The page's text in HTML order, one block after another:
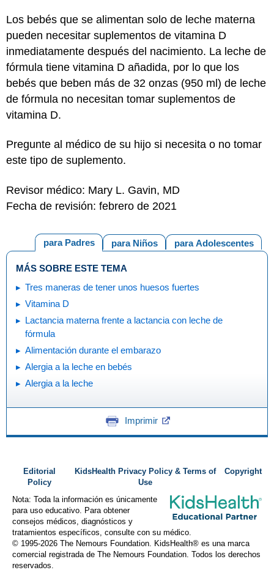
Los bebés que se alimentan solo de leche materna
pueden necesitar suplementos de vitamina D
inmediatamente después del nacimiento. La leche de
fórmula tiene vitamina D añadida, por lo que los
bebés que beben más de 32 onzas (950 ml) de leche
de fórmula no necesitan tomar suplementos de
vitamina D.
Pregunte al médico de su hijo si necesita o no tomar
este tipo de suplemento.
Revisor médico: Mary L. Gavin, MD
Fecha de revisión: febrero de 2021
para Adolescentes
para Niños
para Padres
MÁS SOBRE ESTE TEMA
Tres maneras de tener unos huesos fuertes
Vitamina D
Lactancia materna frente a lactancia con leche de
fórmula
Alimentación durante el embarazo
Alergia a la leche en bebés
Alergia a la leche
Imprimir
Editorial
Policy
KidsHealth Privacy Policy & Terms of
Use
Copyright
Nota: Toda la información es únicamente
para uso educativo. Para obtener
consejos médicos, diagnósticos y
tratamientos específicos, consulte con su médico.
© 1995-2026 The Nemours Foundation. KidsHealth® es una marca
comercial registrada de The Nemours Foundation. Todos los derechos
reservados.